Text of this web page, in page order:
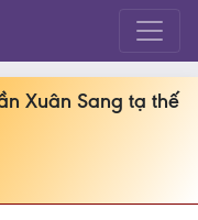
Xuân Sang tạ thế